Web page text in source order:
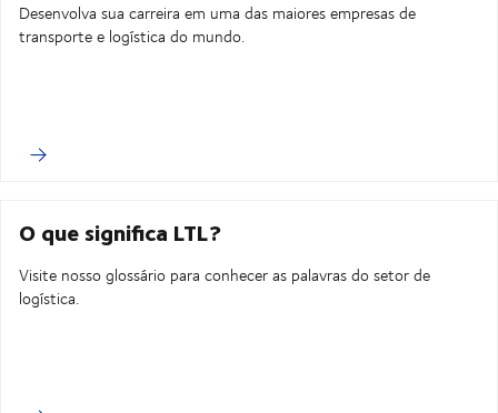
Desenvolva sua carreira em uma das maiores empresas de
transporte e logística do mundo.
O que significa LTL?
Visite nosso glossário para conhecer as palavras do setor de
logística.